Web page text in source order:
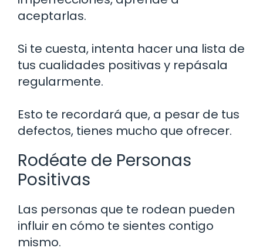
aceptarlas.
Si te cuesta, intenta hacer una lista de
tus cualidades positivas y repásala
regularmente.
Esto te recordará que, a pesar de tus
defectos, tienes mucho que ofrecer.
Rodéate de Personas
Positivas
Las personas que te rodean pueden
influir en cómo te sientes contigo
mismo.